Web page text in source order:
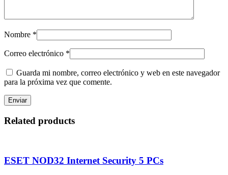
Nombre *
Correo electrónico *
Guarda mi nombre, correo electrónico y web en este navegador
para la próxima vez que comente.
Related products
ESET NOD32 Internet Security 5 PCs